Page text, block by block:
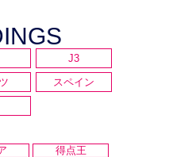
J3
スペイン
得点王